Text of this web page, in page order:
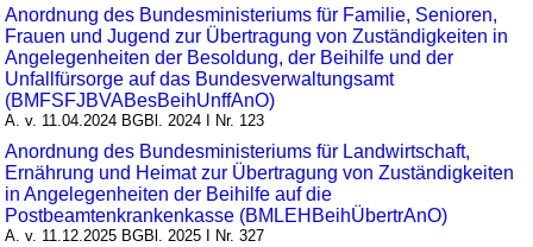
Anordnung des Bundesministeriums für Familie, Senioren,
Frauen und Jugend zur Übertragung von Zuständigkeiten in
Angelegenheiten der Besoldung, der Beihilfe und der
Unfallfürsorge auf das Bundesverwaltungsamt
(BMFSFJBVABesBeihUnffAnO)
A. v. 11.04.2024 BGBl. 2024 I Nr. 123
Anordnung des Bundesministeriums für Landwirtschaft,
Ernährung und Heimat zur Übertragung von Zuständigkeiten
in Angelegenheiten der Beihilfe auf die
Postbeamtenkrankenkasse (BMLEHBeihÜbertrAnO)
A. v. 11.12.2025 BGBl. 2025 I Nr. 327